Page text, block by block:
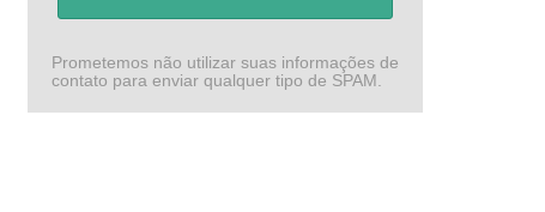
Prometemos não utilizar suas informações de
contato para enviar qualquer tipo de SPAM.